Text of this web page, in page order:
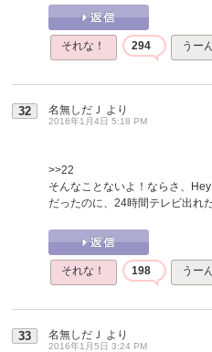
それな！ 294 うー
32 名無しだＪ より
2016年1月4日 5:18 PM
>>22
そんなことないよ！ならさ、
だったのに、24時間テレビ出れ
それな！ 198 うー
33 名無しだＪ より
2016年1月5日 3:24 PM